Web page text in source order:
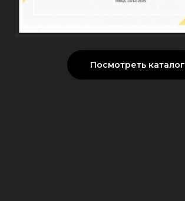
Посмотреть каталог